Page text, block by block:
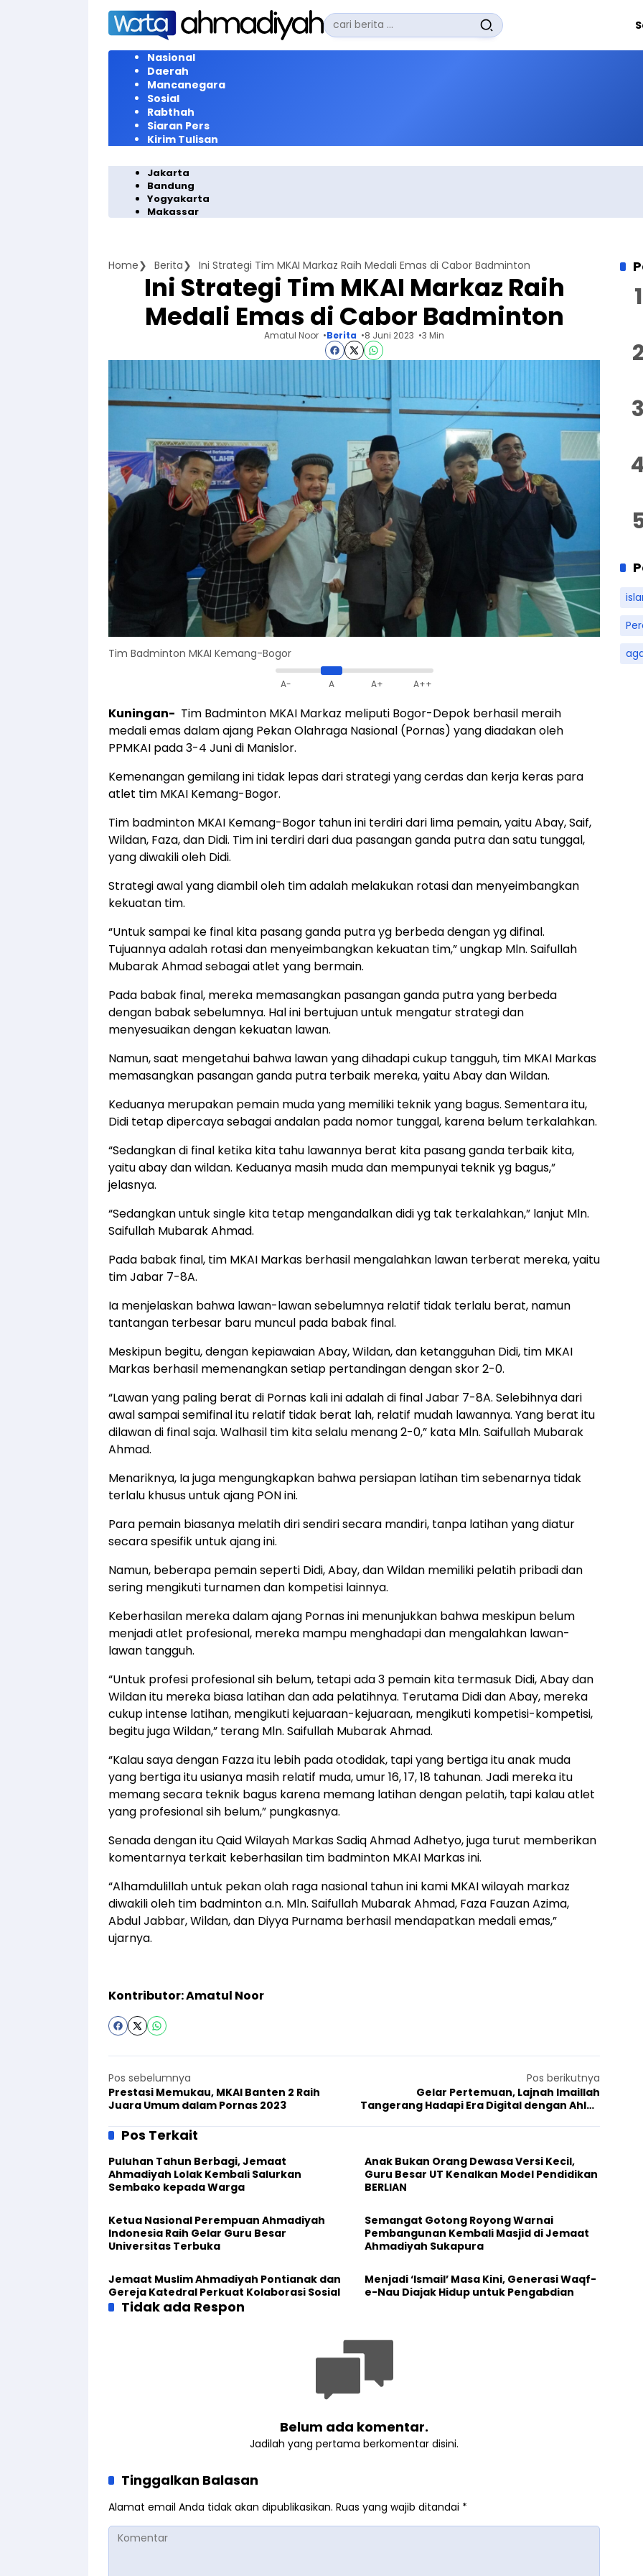
Langsung
konten
Pencarian
untuk:
Nasional
Daerah
Mancanegara
Sosial
Rabthah
Siaran Pers
Kirim Tulisan
Jakarta
Bandung
Yogyakarta
Makassar
Home Berita Ini Strategi Tim MKAI Markaz Raih Medali Emas di Cabor Badminton
Ini Strategi Tim MKAI Markaz Raih
Medali Emas di Cabor Badminton
Amatul Noor Berita 8 Juni 2023 3 Min
Tim Badminton MKAI Kemang-Bogor
A- A A+ A++
Kuningan- Tim Badminton MKAI Markaz meliputi Bogor-Depok berhasil meraih
medali emas dalam ajang Pekan Olahraga Nasional (Pornas) yang diadakan oleh
PPMKAI pada 3-4 Juni di Manislor.
Kemenangan gemilang ini tidak lepas dari strategi yang cerdas dan kerja keras para
atlet tim MKAI Kemang-Bogor.
Tim badminton MKAI Kemang-Bogor tahun ini terdiri dari lima pemain, yaitu Abay, Saif,
Wildan, Faza, dan Didi. Tim ini terdiri dari dua pasangan ganda putra dan satu tunggal,
yang diwakili oleh Didi.
Strategi awal yang diambil oleh tim adalah melakukan rotasi dan menyeimbangkan
kekuatan tim.
“Untuk sampai ke final kita pasang ganda putra yg berbeda dengan yg difinal.
Tujuannya adalah rotasi dan menyeimbangkan kekuatan tim,” ungkap Mln. Saifullah
Mubarak Ahmad sebagai atlet yang bermain.
Pada babak final, mereka memasangkan pasangan ganda putra yang berbeda
dengan babak sebelumnya. Hal ini bertujuan untuk mengatur strategi dan
menyesuaikan dengan kekuatan lawan.
Namun, saat mengetahui bahwa lawan yang dihadapi cukup tangguh, tim MKAI Markas
memasangkan pasangan ganda putra terbaik mereka, yaitu Abay dan Wildan.
Keduanya merupakan pemain muda yang memiliki teknik yang bagus. Sementara itu,
Didi tetap dipercaya sebagai andalan pada nomor tunggal, karena belum terkalahkan.
“Sedangkan di final ketika kita tahu lawannya berat kita pasang ganda terbaik kita,
yaitu abay dan wildan. Keduanya masih muda dan mempunyai teknik yg bagus,”
jelasnya.
“Sedangkan untuk single kita tetap mengandalkan didi yg tak terkalahkan,” lanjut Mln.
Saifullah Mubarak Ahmad.
Pada babak final, tim MKAI Markas berhasil mengalahkan lawan terberat mereka, yaitu
tim Jabar 7-8A.
Ia menjelaskan bahwa lawan-lawan sebelumnya relatif tidak terlalu berat, namun
tantangan terbesar baru muncul pada babak final.
Meskipun begitu, dengan kepiawaian Abay, Wildan, dan ketangguhan Didi, tim MKAI
Markas berhasil memenangkan setiap pertandingan dengan skor 2-0.
“Lawan yang paling berat di Pornas kali ini adalah di final Jabar 7-8A. Selebihnya dari
awal sampai semifinal itu relatif tidak berat lah, relatif mudah lawannya. Yang berat itu
dilawan di final saja. Walhasil tim kita selalu menang 2-0,” kata Mln. Saifullah Mubarak
Ahmad.
Menariknya, Ia juga mengungkapkan bahwa persiapan latihan tim sebenarnya tidak
terlalu khusus untuk ajang PON ini.
Para pemain biasanya melatih diri sendiri secara mandiri, tanpa latihan yang diatur
secara spesifik untuk ajang ini.
Namun, beberapa pemain seperti Didi, Abay, dan Wildan memiliki pelatih pribadi dan
sering mengikuti turnamen dan kompetisi lainnya.
Keberhasilan mereka dalam ajang Pornas ini menunjukkan bahwa meskipun belum
menjadi atlet profesional, mereka mampu menghadapi dan mengalahkan lawan-
lawan tangguh.
“Untuk profesi profesional sih belum, tetapi ada 3 pemain kita termasuk Didi, Abay dan
Wildan itu mereka biasa latihan dan ada pelatihnya. Terutama Didi dan Abay, mereka
cukup intense latihan, mengikuti kejuaraan-kejuaraan, mengikuti kompetisi-kompetisi,
begitu juga Wildan,” terang Mln. Saifullah Mubarak Ahmad.
“Kalau saya dengan Fazza itu lebih pada otodidak, tapi yang bertiga itu anak muda
yang bertiga itu usianya masih relatif muda, umur 16, 17, 18 tahunan. Jadi mereka itu
memang secara teknik bagus karena memang latihan dengan pelatih, tapi kalau atlet
yang profesional sih belum,” pungkasnya.
Senada dengan itu Qaid Wilayah Markas Sadiq Ahmad Adhetyo, juga turut memberikan
komentarnya terkait keberhasilan tim badminton MKAI Markas ini.
“Alhamdulillah untuk pekan olah raga nasional tahun ini kami MKAI wilayah markaz
diwakili oleh tim badminton a.n. Mln. Saifullah Mubarak Ahmad, Faza Fauzan Azima,
Abdul Jabbar, Wildan, dan Diyya Purnama berhasil mendapatkan medali emas,”
ujarnya.
Kontributor: Amatul Noor
Pos sebelumnya
Prestasi Memukau, MKAI Banten 2 Raih
Juara Umum dalam Pornas 2023
Pos berikutnya
Gelar Pertemuan, Lajnah Imaillah
Tangerang Hadapi Era Digital dengan Ahlak
Pos Terkait
Puluhan Tahun Berbagi, Jemaat
Ahmadiyah Lolak Kembali Salurkan
Sembako kepada Warga
Anak Bukan Orang Dewasa Versi Kecil,
Guru Besar UT Kenalkan Model Pendidikan
BERLIAN
Ketua Nasional Perempuan Ahmadiyah
Indonesia Raih Gelar Guru Besar
Universitas Terbuka
Semangat Gotong Royong Warnai
Pembangunan Kembali Masjid di Jemaat
Ahmadiyah Sukapura
Jemaat Muslim Ahmadiyah Pontianak dan
Gereja Katedral Perkuat Kolaborasi Sosial
Menjadi ‘Ismail’ Masa Kini, Generasi Waqf-
e-Nau Diajak Hidup untuk Pengabdian
Tidak ada Respon
Belum ada komentar.
Jadilah yang pertama berkomentar disini.
Tinggalkan Balasan
Alamat email Anda tidak akan dipublikasikan. Ruas yang wajib ditandai *